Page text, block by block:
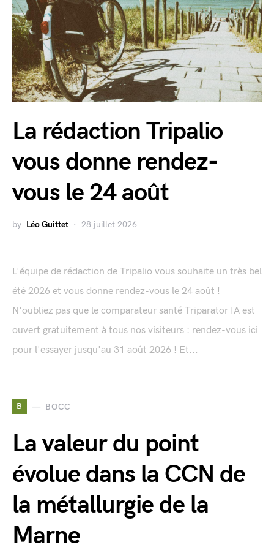
La rédaction Tripalio
vous donne rendez-
vous le 24 août
by Léo Guittet 28 juillet 2026
L'équipe de rédaction de Tripalio vous souhaite un très bel
été 2026 et vous donne rendez-vous le 24 août !
N'oubliez pas que le comparateur santé Triparator IA est
ouvert gratuitement à tous nos visiteurs : rendez-vous ici
pour l'essayer jusqu'au 31 août 2026 ! Et...
B BOCC
La valeur du point
évolue dans la CCN de
la métallurgie de la
Marne